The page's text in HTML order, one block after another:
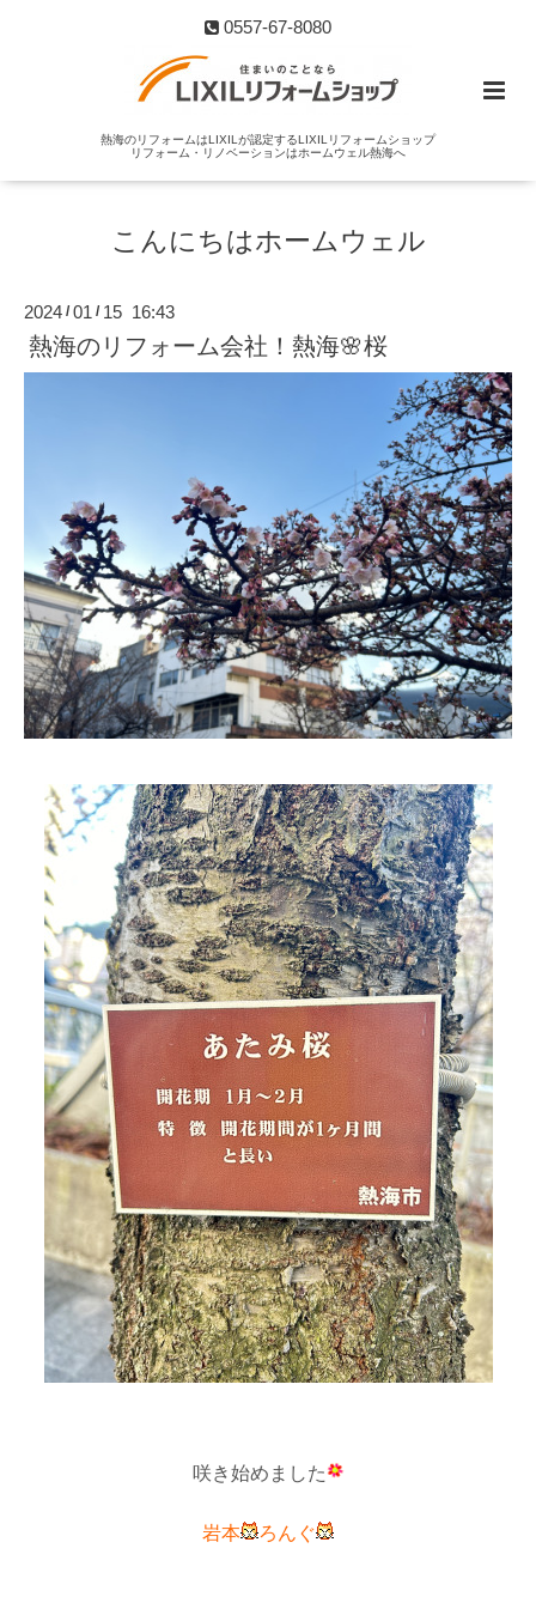
0557-67-8080
熱海のリフォームはLIXILが認定するLIXILリフォームショップ
リフォーム・リノベーションはホームウェル熱海へ
こんにちはホームウェル
2024 /01 / 15 16:43
熱海のリフォーム会社！熱海🌸桜
咲き始めました
岩本 ろんぐ